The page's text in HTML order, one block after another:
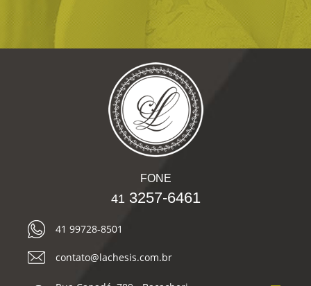
FONE
41 3257-6461
41 99728-8501
contato@lachesis.com.br